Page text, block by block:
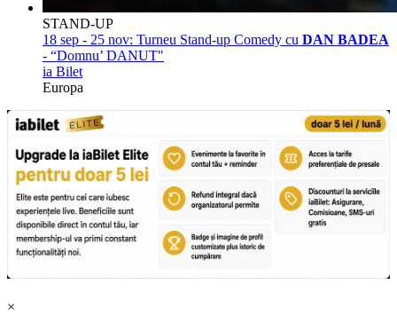
STAND-UP
18 sep - 25 nov: Turneu Stand-up Comedy cu DAN BADEA
- “Domnu’ DANUT"
ia Bilet
Europa
×